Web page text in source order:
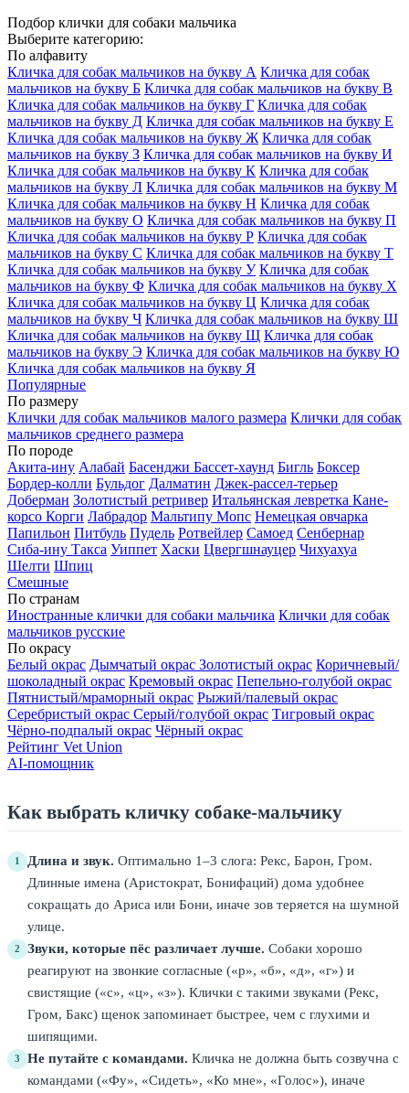
Подбор клички для собаки мальчика
Выберите категорию:
По алфавиту
Кличка для собак мальчиков на букву А Кличка для собак
мальчиков на букву Б Кличка для собак мальчиков на букву В
Кличка для собак мальчиков на букву Г Кличка для собак
мальчиков на букву Д Кличка для собак мальчиков на букву Е
Кличка для собак мальчиков на букву Ж Кличка для собак
мальчиков на букву З Кличка для собак мальчиков на букву И
Кличка для собак мальчиков на букву К Кличка для собак
мальчиков на букву Л Кличка для собак мальчиков на букву М
Кличка для собак мальчиков на букву Н Кличка для собак
мальчиков на букву О Кличка для собак мальчиков на букву П
Кличка для собак мальчиков на букву Р Кличка для собак
мальчиков на букву С Кличка для собак мальчиков на букву Т
Кличка для собак мальчиков на букву У Кличка для собак
мальчиков на букву Ф Кличка для собак мальчиков на букву Х
Кличка для собак мальчиков на букву Ц Кличка для собак
мальчиков на букву Ч Кличка для собак мальчиков на букву Ш
Кличка для собак мальчиков на букву Щ Кличка для собак
мальчиков на букву Э Кличка для собак мальчиков на букву Ю
Кличка для собак мальчиков на букву Я
Популярные
По размеру
Клички для собак мальчиков малого размера Клички для собак
мальчиков среднего размера
По породе
Акита-ину Алабай Басенджи Бассет-хаунд Бигль Боксер
Бордер-колли Бульдог Далматин Джек-рассел-терьер
Доберман Золотистый ретривер Итальянская левретка Кане-
корсо Корги Лабрадор Мальтипу Мопс Немецкая овчарка
Папильон Питбуль Пудель Ротвейлер Самоед Сенбернар
Сиба-ину Такса Уиппет Хаски Цвергшнауцер Чихуахуа
Шелти Шпиц
Смешные
По странам
Иностранные клички для собаки мальчика Клички для собак
мальчиков русские
По окрасу
Белый окрас Дымчатый окрас Золотистый окрас Коричневый/
шоколадный окрас Кремовый окрас Пепельно-голубой окрас
Пятнистый/мраморный окрас Рыжий/палевый окрас
Серебристый окрас Серый/голубой окрас Тигровый окрас
Чёрно-подпалый окрас Чёрный окрас
Рейтинг Vet Union
AI-помощник
Как выбрать кличку собаке-мальчику
1 Длина и звук. Оптимально 1–3 слога: Рекс, Барон, Гром.
Длинные имена (Аристократ, Бонифаций) дома удобнее
сокращать до Ариса или Бони, иначе зов теряется на шумной
улице.
2 Звуки, которые пёс различает лучше. Собаки хорошо
реагируют на звонкие согласные («р», «б», «д», «г») и
свистящие («с», «ц», «з»). Клички с такими звуками (Рекс,
Гром, Бакс) щенок запоминает быстрее, чем с глухими и
шипящими.
3 Не путайте с командами. Кличка не должна быть созвучна с
командами («Фу», «Сидеть», «Ко мне», «Голос»), иначе